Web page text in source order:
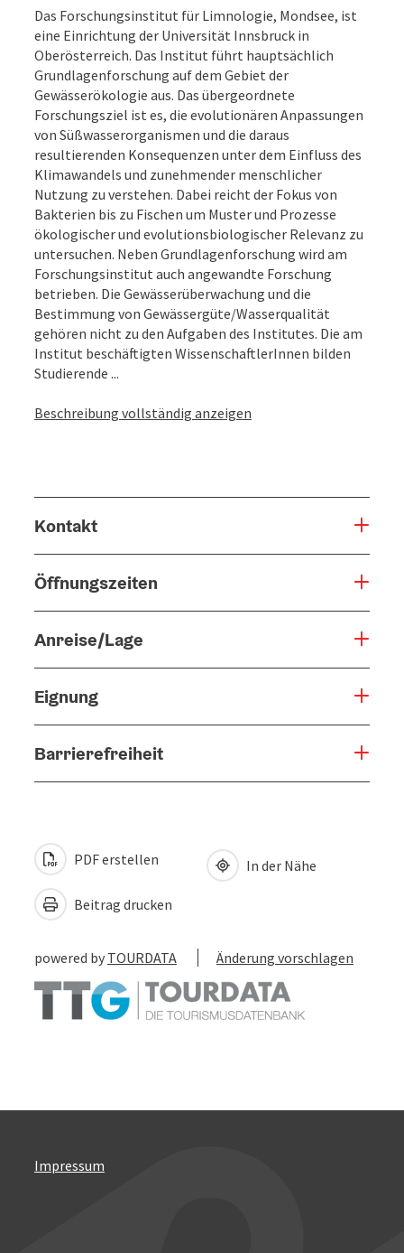
Das Forschungsinstitut für Limnologie, Mondsee, ist
eine Einrichtung der Universität Innsbruck in
Oberösterreich. Das Institut führt hauptsächlich
Grundlagenforschung auf dem Gebiet der
Gewässerökologie aus. Das übergeordnete
Forschungsziel ist es, die evolutionären Anpassungen
von Süßwasserorganismen und die daraus
resultierenden Konsequenzen unter dem Einfluss des
Klimawandels und zunehmender menschlicher
Nutzung zu verstehen. Dabei reicht der Fokus von
Bakterien bis zu Fischen um Muster und Prozesse
ökologischer und evolutionsbiologischer Relevanz zu
untersuchen. Neben Grundlagenforschung wird am
Forschungsinstitut auch angewandte Forschung
betrieben. Die Gewässerüberwachung und die
Bestimmung von Gewässergüte/Wasserqualität
gehören nicht zu den Aufgaben des Institutes. Die am
Institut beschäftigten WissenschaftlerInnen bilden
Studierende ...
Beschreibung vollständig anzeigen
Kontakt
Öffnungszeiten
Anreise/Lage
Eignung
Barrierefreiheit
PDF erstellen
Beitrag drucken
In der Nähe
powered by TOURDATA Änderung vorschlagen
Impressum